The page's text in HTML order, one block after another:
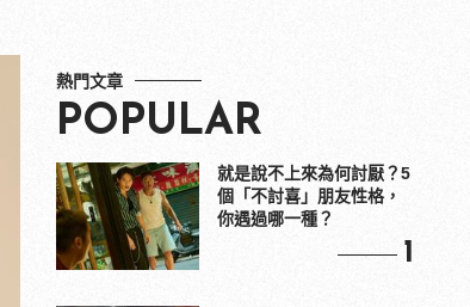
熱門文章
POPULAR
就是說不上來為何討厭？5
個「不討喜」朋友性格，
你遇過哪一種？
1